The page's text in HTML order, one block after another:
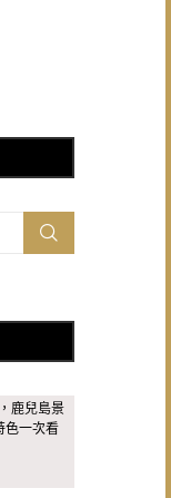
鹿兒島景
色一次看